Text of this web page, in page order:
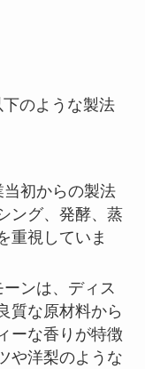
のような製法
初からの製法
ング、発酵、蒸
重視していま
ンは、ディス
質な原材料から
ーな香りが特徴
や洋梨のような